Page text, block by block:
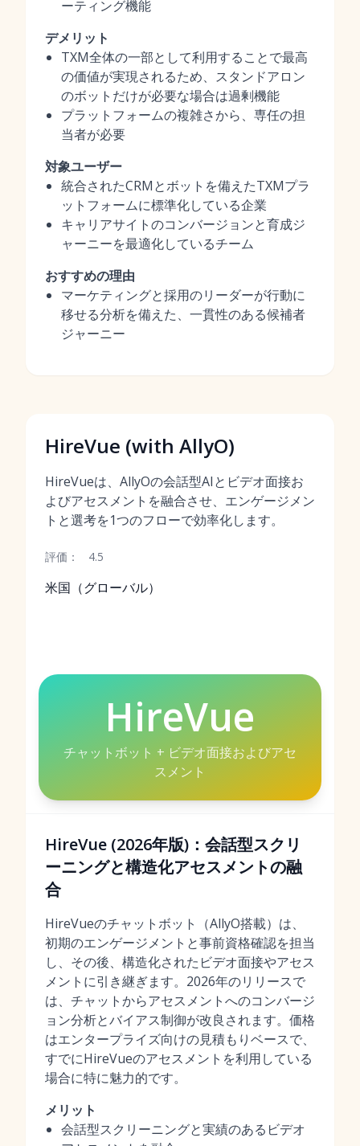
ーティング機能
デメリット
TXM全体の一部として利用することで最高
の価値が実現されるため、スタンドアロン
のボットだけが必要な場合は過剰機能
プラットフォームの複雑さから、専任の担
当者が必要
対象ユーザー
統合されたCRMとボットを備えたTXMプラ
ットフォームに標準化している企業
キャリアサイトのコンバージョンと育成ジ
ャーニーを最適化しているチーム
おすすめの理由
マーケティングと採用のリーダーが行動に
移せる分析を備えた、一貫性のある候補者
ジャーニー
HireVue (with AllyO)
HireVueは、AllyOの会話型AIとビデオ面接お
よびアセスメントを融合させ、エンゲージメン
トと選考を1つのフローで効率化します。
評価： 4.5
米国（グローバル）
HireVue
チャットボット + ビデオ面接およびアセ
スメント
HireVue (2026年版)：会話型スクリ
ーニングと構造化アセスメントの融
合
HireVueのチャットボット（AllyO搭載）は、
初期のエンゲージメントと事前資格確認を担当
し、その後、構造化されたビデオ面接やアセス
メントに引き継ぎます。2026年のリリースで
は、チャットからアセスメントへのコンバージ
ョン分析とバイアス制御が改良されます。価格
はエンタープライズ向けの見積もりベースで、
すでにHireVueのアセスメントを利用している
場合に特に魅力的です。
メリット
会話型スクリーニングと実績のあるビデオ